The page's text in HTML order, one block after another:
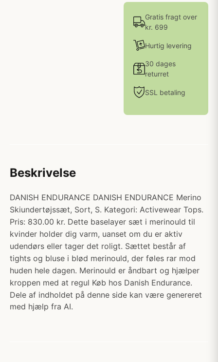
Gratis fragt over
kr. 699
Hurtig levering
30 dages
returret
SSL betaling
Beskrivelse
DANISH ENDURANCE DANISH ENDURANCE Merino
Skiundertøjssæt, Sort, S. Kategori: Activewear Tops.
Pris: 830.00 kr. Dette baselayer sæt i merinould til
kvinder holder dig varm, uanset om du er aktiv
udendørs eller tager det roligt. Sættet består af
tights og bluse i blød merinould, der føles rar mod
huden hele dagen. Merinould er åndbart og hjælper
kroppen med at regul Køb hos Danish Endurance.
Dele af indholdet på denne side kan være genereret
med hjælp fra AI.